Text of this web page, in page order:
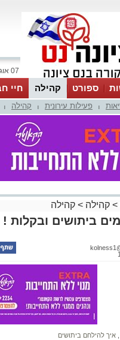
07 אוגוסט 2026 / 01:54
ספורט קהילה חיי
פעילות עירונית קהילה
> קהילה > קהילה
ביתושים ובקלות !
איך להילחם ביתושים